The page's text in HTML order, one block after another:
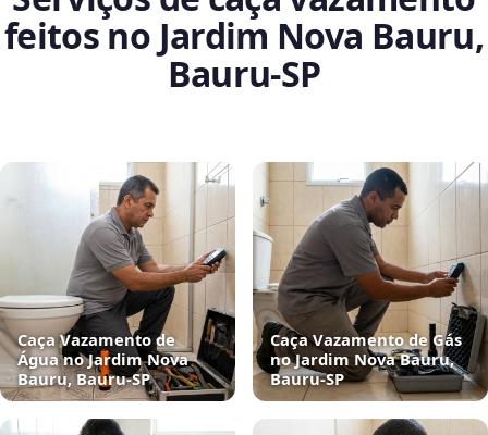
feitos no Jardim Nova Bauru,
Bauru‑SP
Caça Vazamento de
Água no Jardim Nova
Bauru, Bauru‑SP
Caça Vazamento de Gás
no Jardim Nova Bauru,
Bauru‑SP